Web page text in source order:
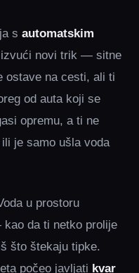
s automatskim
novi trik — sitne
ostave na cesti, ali ti
od auta koji se
opremu, a ti ne
je samo ušla voda
u prostoru
da ti netko prolije
što štekaju tipke.
počeo javljati kvar